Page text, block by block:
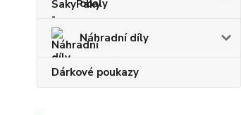
obaly
Náhradní díly
Dárkové poukazy